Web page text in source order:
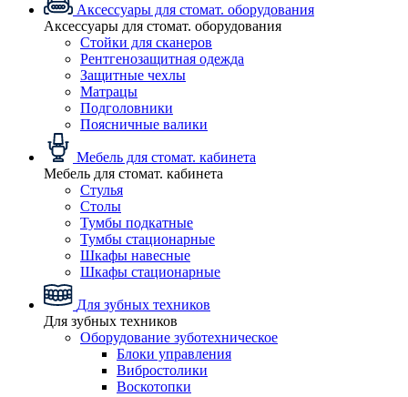
Аксессуары для стомат. оборудования
Аксессуары для стомат. оборудования
Стойки для сканеров
Рентгенозащитная одежда
Защитные чехлы
Матрацы
Подголовники
Поясничные валики
Мебель для стомат. кабинета
Мебель для стомат. кабинета
Стулья
Столы
Тумбы подкатные
Тумбы стационарные
Шкафы навесные
Шкафы стационарные
Для зубных техников
Для зубных техников
Оборудование зуботехническое
Блоки управления
Вибростолики
Воскотопки